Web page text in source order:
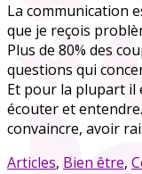
La communication
que je reçois
Plus de 80% des
questions qui
Et pour la plupart il
écouter et
convaincre, avoir
Articles, Bien être,